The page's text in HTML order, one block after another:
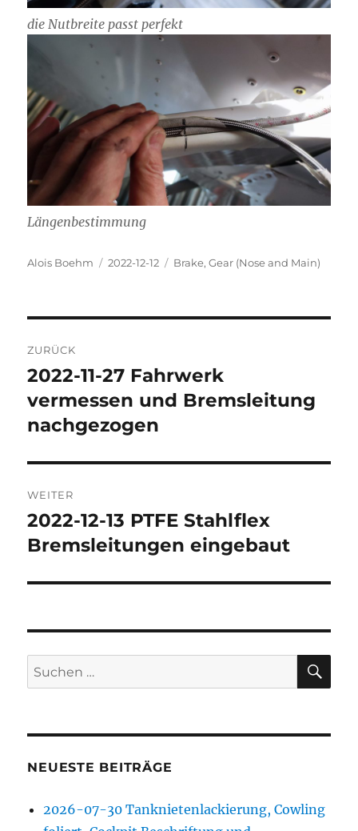
die Nutbreite passt perfekt
Längenbestimmung
Autor
Alois Boehm
Veröffentlicht
2022-12-12 Kategorien
Brake,Gear (Nose and Main)
ZURÜCK
Vorheriger
Beitrag:
2022-11-27 Fahrwerk
vermessen und Bremsleitung
nachgezogen
WEITER
Nächster
Beitrag:
2022-12-13 PTFE Stahlflex
Bremsleitungen eingebaut
Suchen
nach:
NEUESTE BEITRÄGE
2026-07-30 Tanknietenlackierung, Cowling